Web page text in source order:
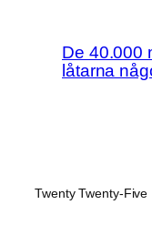
De 40.000
låtarna
Twenty Twenty-Five